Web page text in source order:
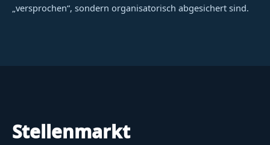
„versprochen“, sondern organisatorisch abgesichert sind.
Stellenmarkt